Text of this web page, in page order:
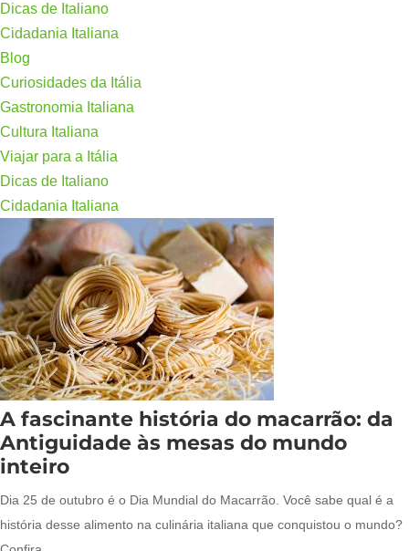
Dicas de Italiano
Cidadania Italiana
Blog
Curiosidades da Itália
Gastronomia Italiana
Cultura Italiana
Viajar para a Itália
Dicas de Italiano
Cidadania Italiana
A fascinante história do macarrão: da
Antiguidade às mesas do mundo
inteiro
Dia 25 de outubro é o Dia Mundial do Macarrão. Você sabe qual é a
história desse alimento na culinária italiana que conquistou o mundo?